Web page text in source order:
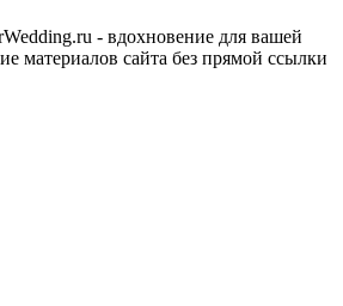
- вдохновение для вашей
материалов сайта без прямой ссылки